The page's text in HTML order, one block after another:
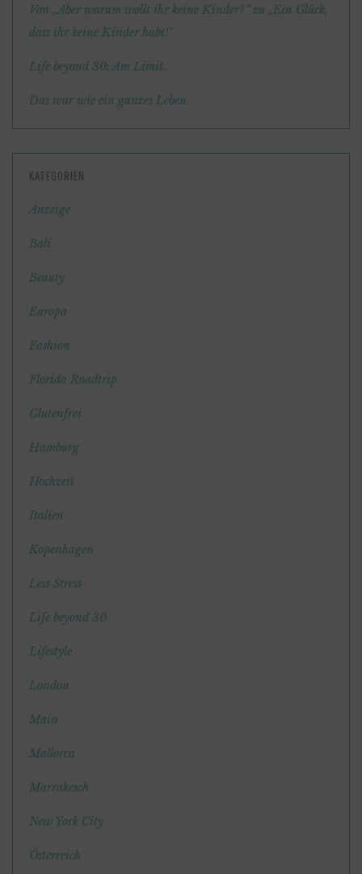
Von „Aber warum wollt ihr keine Kinder?“ zu „Ein Glück,
dass ihr keine Kinder habt!“
Life beyond 30: Am Limit.
Das war wie ein ganzes Leben.
KATEGORIEN
Anzeige
Bali
Beauty
Europa
Fashion
Florida Roadtrip
Glutenfrei
Hamburg
Hochzeit
Italien
Kopenhagen
Less Stress
Life beyond 30
Lifestyle
London
Main
Mallorca
Marrakesch
New York City
Österreich